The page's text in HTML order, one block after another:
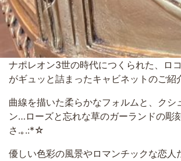
ナポレオン3世の時代につくられた、ロ
がギュッと詰まったキャビネットのご紹
曲線を描いた柔らかなフォルムと、クシ
ン…ローズと忘れな草のガーランドの彫
さ.｡.:*☆
優しい色彩の風景やロマンチックな恋人